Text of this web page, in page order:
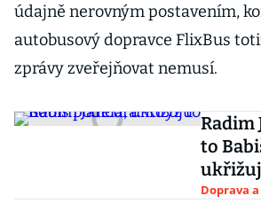
údajně nerovným postavením,
autobusový dopravce FlixBus
zprávy zveřejňovat nemusí.
Radim
to
Doprava